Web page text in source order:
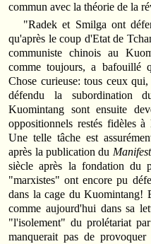
commun avec la théorie de la
"Radek et Smilga ont
qu'après le coup d'Etat de
communiste chinois au
comme toujours, a bafouillé
Chose curieuse: tous ceux
défendu la subordination
Kuomintang sont ensuite
oppositionnels restés fidèles
Une telle tâche est
après la publication du
siècle après la fondation du
"marxistes" ont encore pu
dans la cage du Kuomintang!
comme aujourd'hui dans sa
"l'isolement" du prolétariat
manquerait pas de